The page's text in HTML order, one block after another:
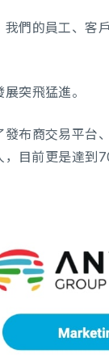
們的員工、
突飛猛進。
布商交易平
目前更是達到